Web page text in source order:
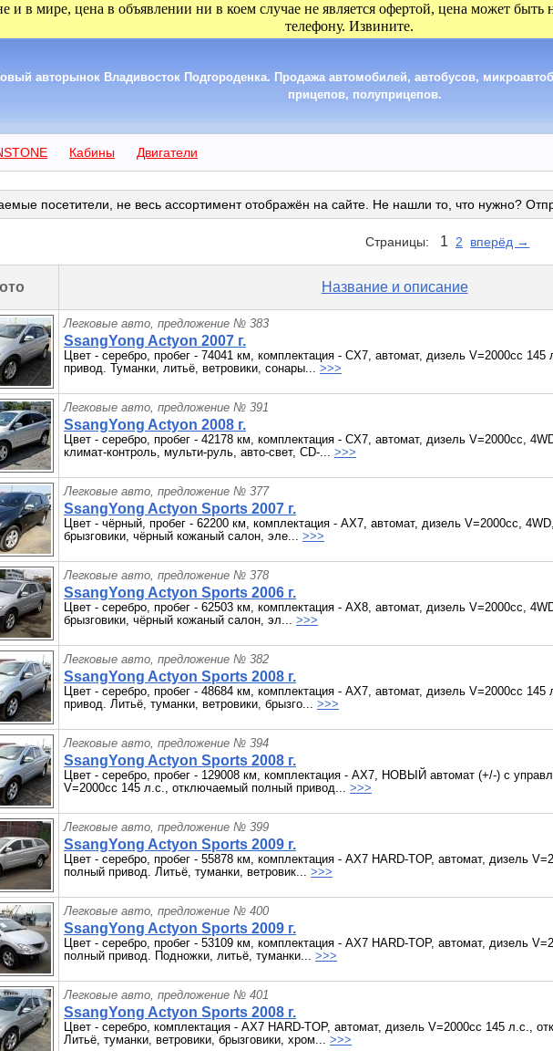
и в мире, цена в объявлении ни в коем случае не является офертой, цена может быть
телефону. Извините.
авторынок Владивосток Подгороденка. Продажа автомобилей, автобусов,
прицепов, полуприцепов.
Кабины Двигатели
посетители, не весь ассортимент отображён на сайте. Не нашли то, что нужно?
Страницы: 1 2 вперёд →
Название и описание
Легковые авто, предложение № 383
SsangYong Actyon 2007 г.
Цвет - серебро, пробег - 74041 км, комплектация - CX7, автомат, дизель V=2000cc
привод. Туманки, литьё, ветровики, сонары... >>>
Легковые авто, предложение № 391
SsangYong Actyon 2008 г.
Цвет - серебро, пробег - 42178 км, комплектация - CX7, автомат, дизель V=2000cc,
климат-контроль, мульти-руль, авто-свет, СD-... >>>
Легковые авто, предложение № 377
SsangYong Actyon Sports 2007 г.
Цвет - чёрный, пробег - 62200 км, комплектация - AX7, автомат, дизель V=2000cc,
брызговики, чёрный кожаный салон, эле... >>>
Легковые авто, предложение № 378
SsangYong Actyon Sports 2006 г.
Цвет - серебро, пробег - 62503 км, комплектация - AX8, автомат, дизель V=2000cc,
брызговики, чёрный кожаный салон, эл... >>>
Легковые авто, предложение № 382
SsangYong Actyon Sports 2008 г.
Цвет - серебро, пробег - 48684 км, комплектация - AX7, автомат, дизель V=2000cc
привод. Литьё, туманки, ветровики, брызго... >>>
Легковые авто, предложение № 394
SsangYong Actyon Sports 2008 г.
Цвет - серебро, пробег - 129008 км, комплектация - AX7, НОВЫЙ автомат (+/-) с
V=2000cc 145 л.с., отключаемый полный привод... >>>
Легковые авто, предложение № 399
SsangYong Actyon Sports 2009 г.
Цвет - серебро, пробег - 55878 км, комплектация - AX7 HARD-TOP, автомат, дизель
полный привод. Литьё, туманки, ветровик... >>>
Легковые авто, предложение № 400
SsangYong Actyon Sports 2009 г.
Цвет - серебро, пробег - 53109 км, комплектация - AX7 HARD-TOP, автомат, дизель
полный привод. Подножки, литьё, туманки... >>>
Легковые авто, предложение № 401
SsangYong Actyon Sports 2008 г.
Цвет - серебро, комплектация - AX7 HARD-TOP, автомат, дизель V=2000cc 145 л.с.,
Литьё, туманки, ветровики, брызговики, хром... >>>